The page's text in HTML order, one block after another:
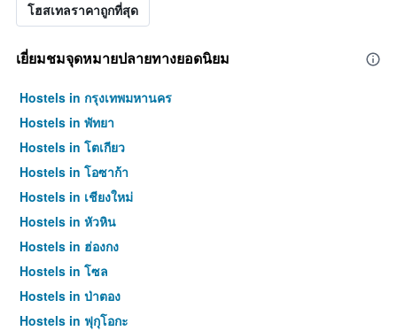
โฮสเทลราคาถูกที่สุด
เยี่ยมชมจุดหมายปลายทางยอดนิยม
Hostels in กรุงเทพมหานคร
Hostels in พัทยา
Hostels in โตเกียว
Hostels in โอซาก้า
Hostels in เชียงใหม่
Hostels in หัวหิน
Hostels in ฮ่องกง
Hostels in โซล
Hostels in ป่าตอง
Hostels in ฟุกุโอกะ